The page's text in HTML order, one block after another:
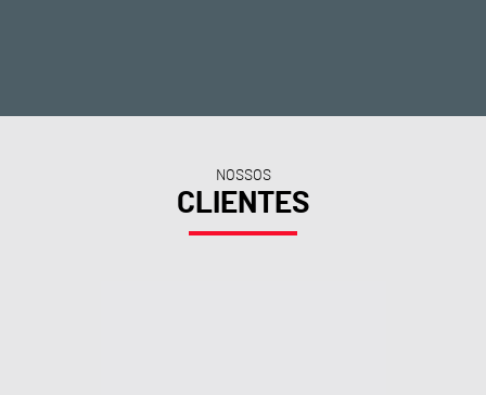
NOSSOS
CLIENTES